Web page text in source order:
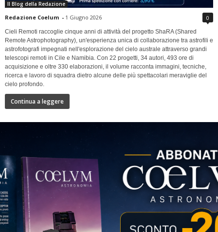
Il Blog della Redazione
Redazione Coelum - 1 Giugno 2026 0
Cieli Remoti raccoglie cinque anni di attività del progetto ShaRA (Shared
Remote Astrophotography), un'esperienza unica di collaborazione tra astrofili e
astrofotografi impegnati nell'esplorazione del cielo australe attraverso grandi
telescopi remoti in Cile e Namibia. Con 22 progetti, 34 autori, 493 ore di
acquisizione e oltre 330 elaborazioni, il volume racconta immagini, tecniche,
ricerca e lavoro di squadra dietro alcune delle più spettacolari meraviglie del
cielo profondo.
Continua a leggere